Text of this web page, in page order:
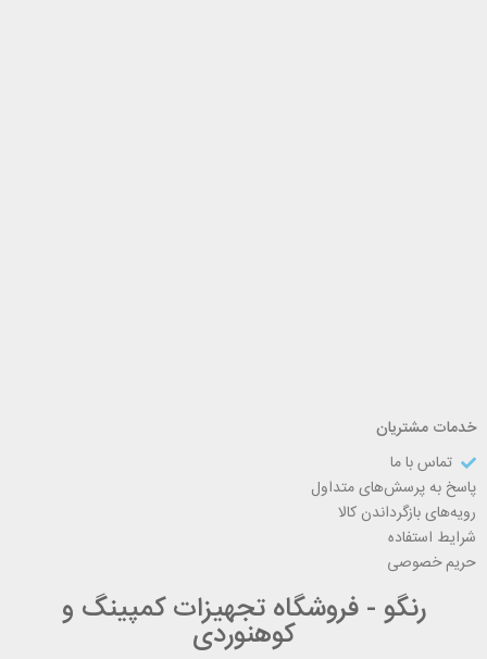
خدمات مشتریان
تماس با ما
پاسخ به پرسش‌های متداول
رویه‌های بازگرداندن کالا
شرایط استفاده
حریم خصوصی
رنگو - فروشگاه تجهیزات کمپینگ و
کوهنوردی